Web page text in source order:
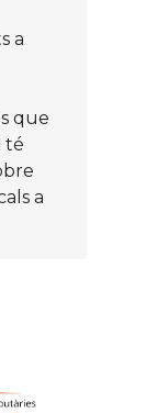
a
que
té
a